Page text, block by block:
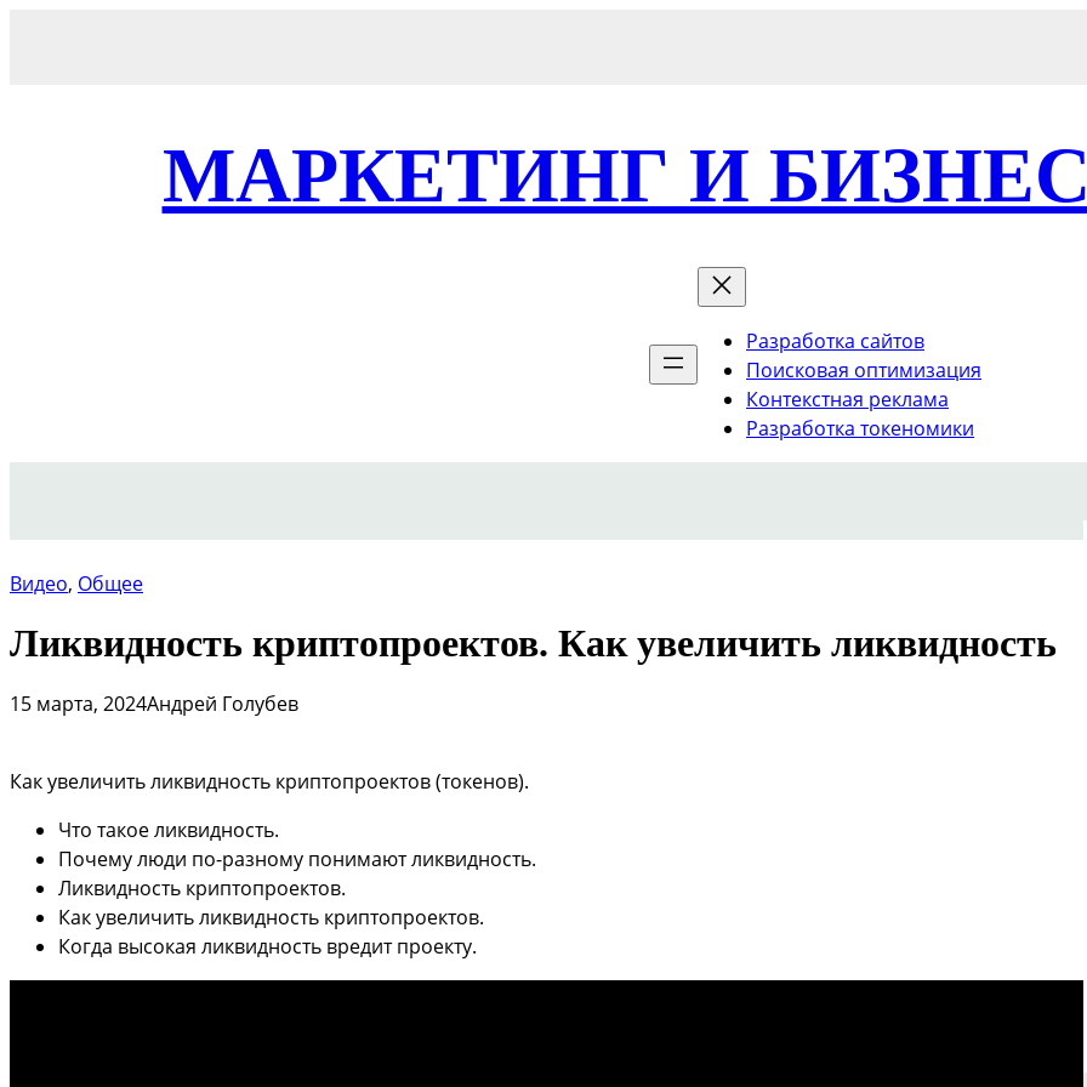
МАРКЕТИНГ И
Разработка сайтов
Поисковая оптимизация
Контекстная реклама
Разработка токеномики
Видео, Общее
Ликвидность криптопроектов. Как увеличить ликвидность
15 марта, 2024Андрей Голубев
Как увеличить ликвидность криптопроектов (токенов).
Что такое ликвидность.
Почему люди по-разному понимают ликвидность.
Ликвидность криптопроектов.
Как увеличить ликвидность криптопроектов.
Когда высокая ликвидность вредит проекту.